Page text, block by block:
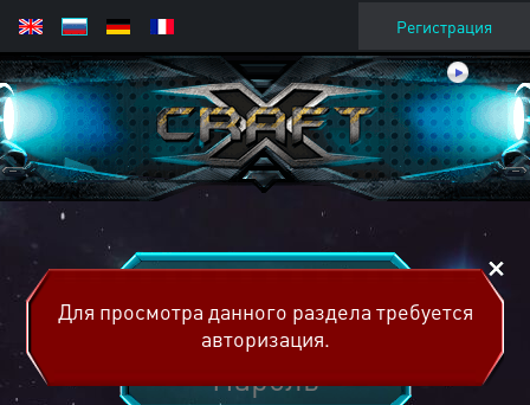
Регистрация
Для просмотра данного раздела требуется
авторизация.